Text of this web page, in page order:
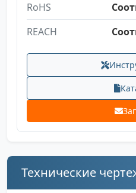
RoHS
REACH
Технические